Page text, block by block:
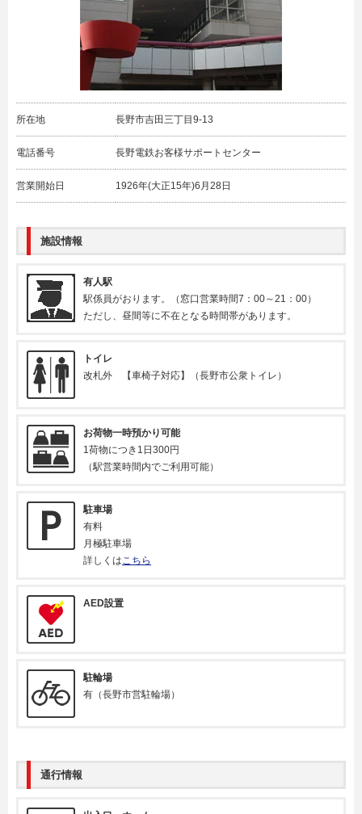
所在地 長野市吉田三丁目9-13
電話番号 長野電鉄お客様サポートセンター
営業開始日 1926年(大正15年)6月28日
施設情報
有人駅
駅係員がおります。（窓口営業時間7：00～21：00）
ただし、昼間等に不在となる時間帯があります。
トイレ
改札外 【車椅子対応】（長野市公衆トイレ）
お荷物一時預かり可能
1荷物につき1日300円
（駅営業時間内でご利用可能）
駐車場
有料
月極駐車場
詳しくはこちら
AED設置
駐輪場
有（長野市営駐輪場）
通行情報